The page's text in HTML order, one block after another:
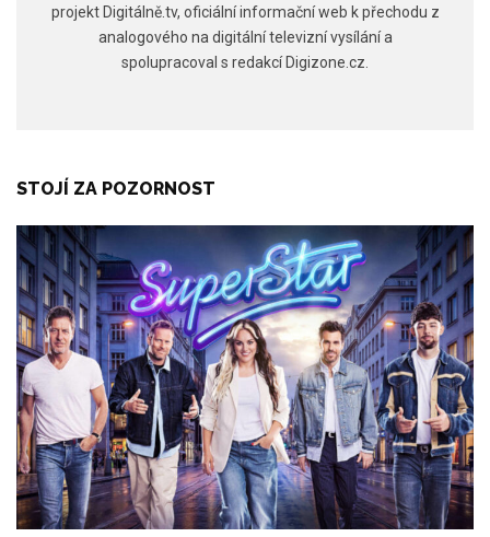
projekt Digitálně.tv, oficiální informační web k přechodu z
analogového na digitální televizní vysílání a
spolupracoval s redakcí Digizone.cz.
STOJÍ ZA POZORNOST